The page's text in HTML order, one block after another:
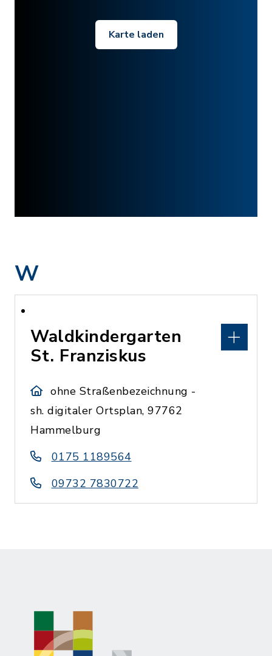
Karte laden
W
Waldkindergarten
St. Franziskus
ohne Straßenbezeichnung -
sh. digitaler Ortsplan, 97762
Hammelburg
0175 1189564
09732 7830722